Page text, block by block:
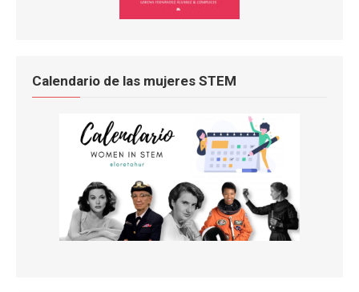
Calendario de las mujeres STEM